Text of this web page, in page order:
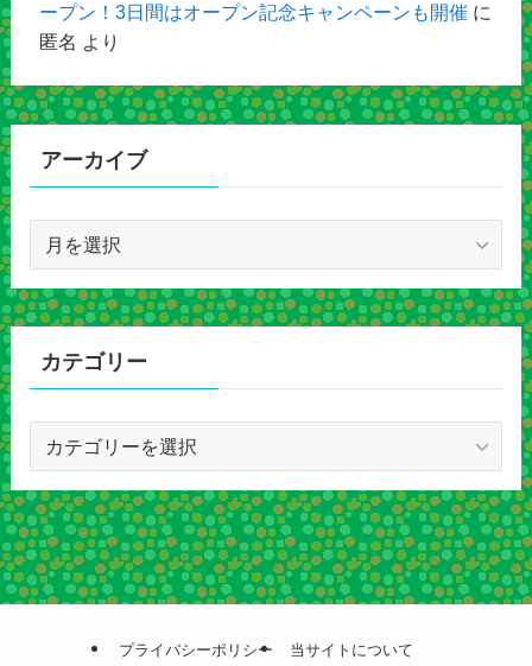
ープン！3日間はオープン記念キャンペーンも開催 に
匿名 より
アーカイブ
カ
イ
カテゴリー
ゴ
リ
ー
プライバシーポリシー 当サイトについて